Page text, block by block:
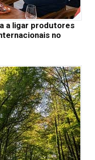
a ligar produtores
no